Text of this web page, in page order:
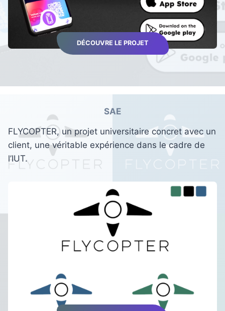
DÉCOUVRE LE PROJET
SAE
FLYCOPTER, un projet universitaire concret avec un
client, une véritable expérience dans le cadre de
l’IUT.